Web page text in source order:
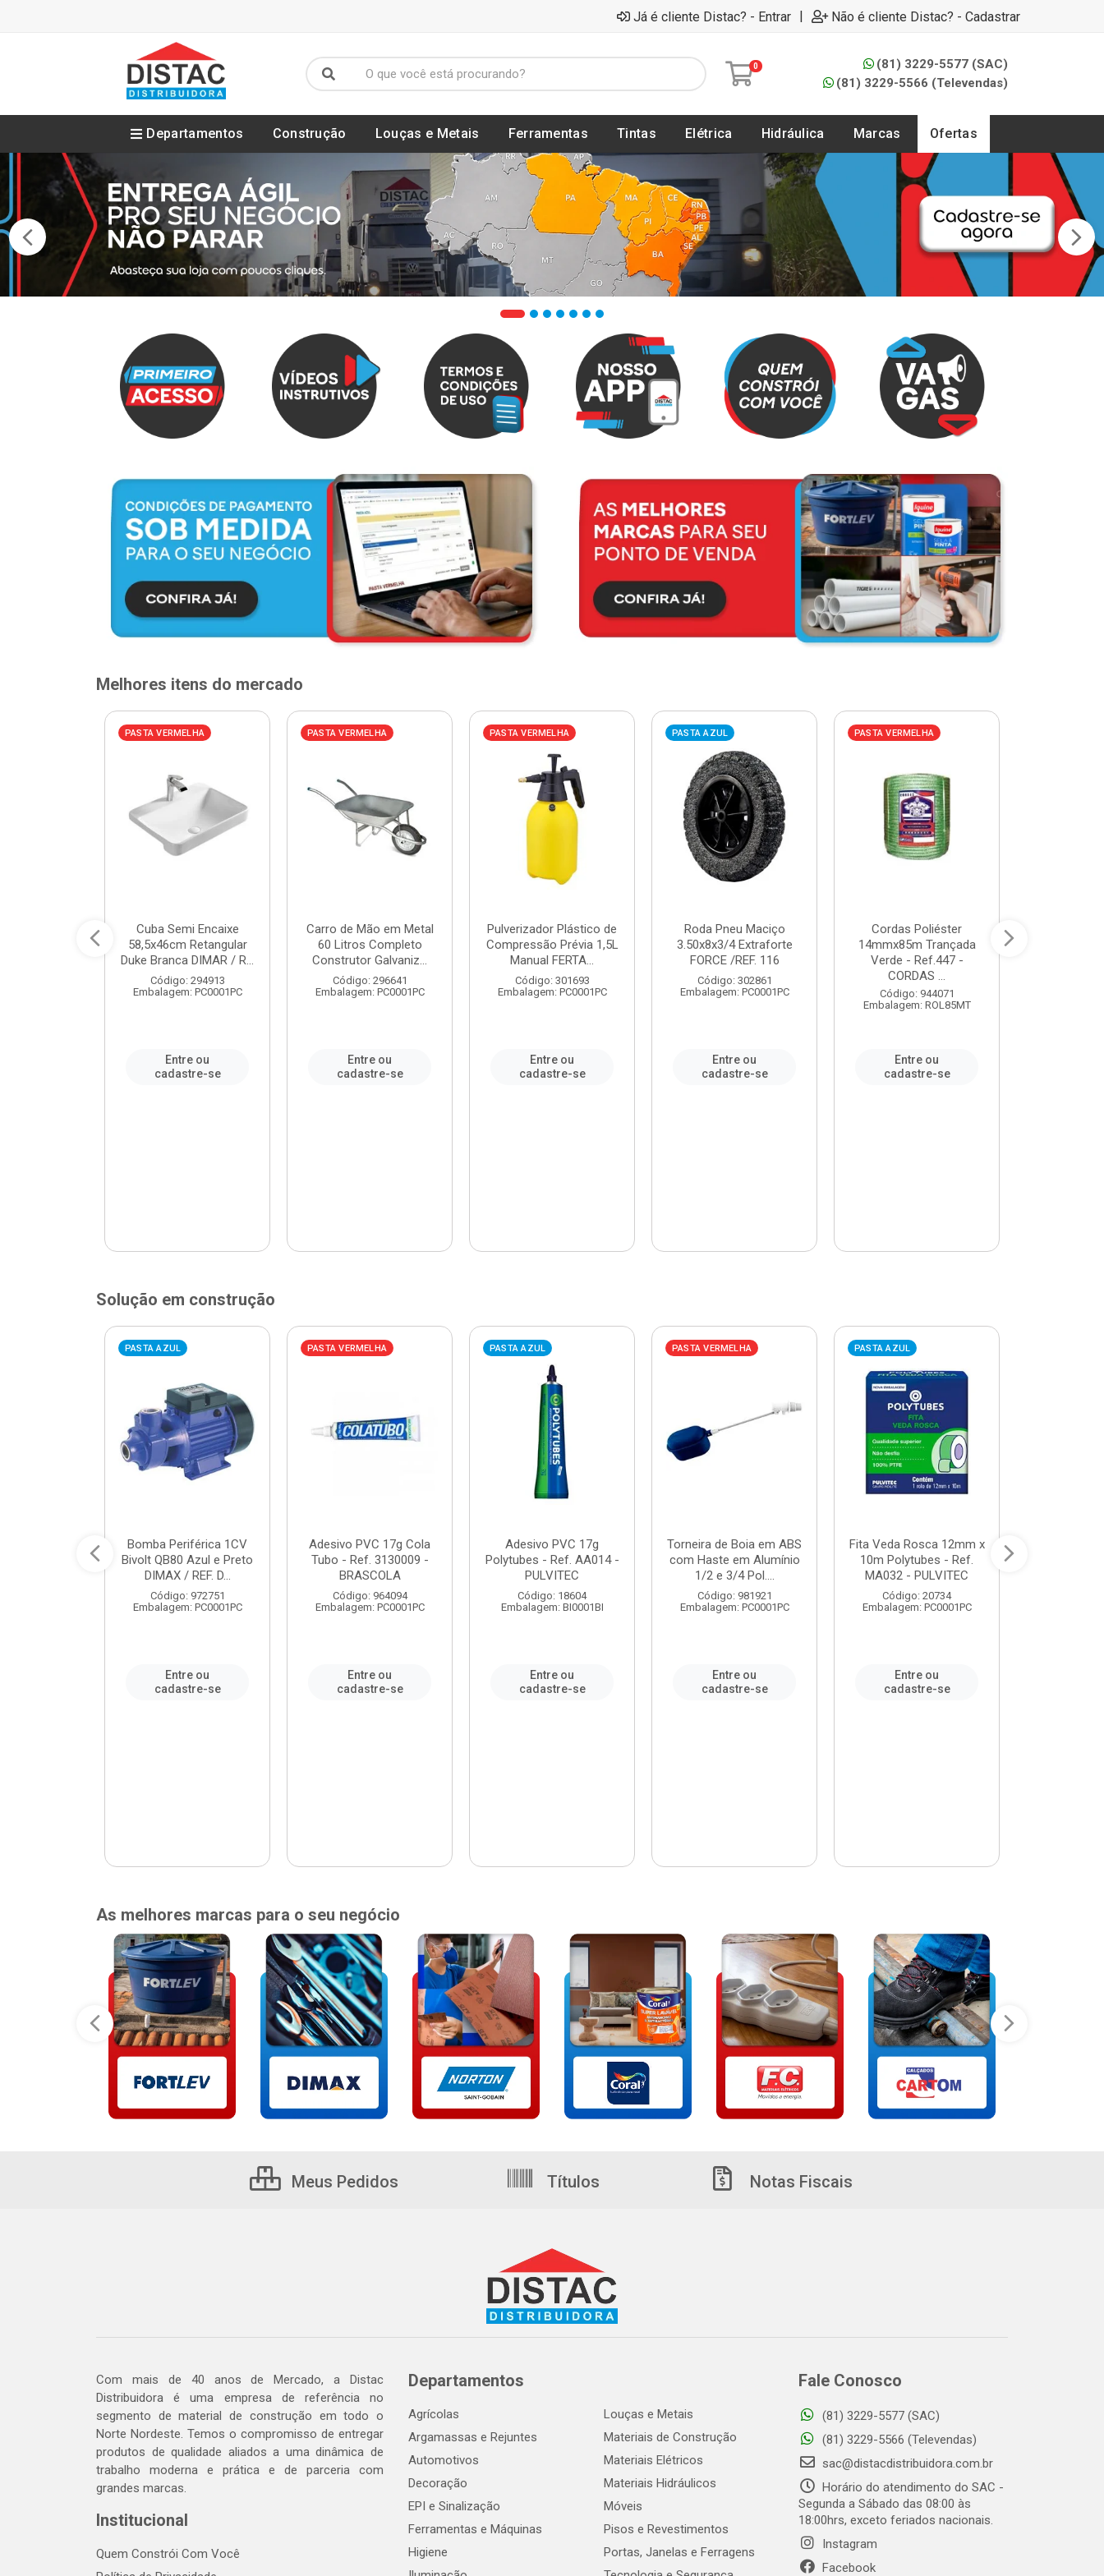
Já é cliente Distac? - Entrar | Não é cliente Distac? - Cadastrar
0
(81) 3229-5577 (SAC)
(81) 3229-5566 (Televendas)
Departamentos Construção Louças e Metais Ferramentas Tintas Elétrica Hidráulica Marcas Ofertas
Melhores itens do mercado
PASTA VERMELHA
Cuba Semi Encaixe
58,5x46cm Retangular
Duke Branca DIMAR / R...
Código: 294913
Embalagem: PC0001PC
Entre ou
cadastre-se
PASTA VERMELHA
Carro de Mão em Metal
60 Litros Completo
Construtor Galvaniz...
Código: 296641
Embalagem: PC0001PC
Entre ou
cadastre-se
PASTA VERMELHA
Pulverizador Plástico de
Compressão Prévia 1,5L
Manual FERTA...
Código: 301693
Embalagem: PC0001PC
Entre ou
cadastre-se
PASTA AZUL
Roda Pneu Maciço
3.50x8x3/4 Extraforte
FORCE /REF. 116
Código: 302861
Embalagem: PC0001PC
Entre ou
cadastre-se
PASTA VERMELHA
Cordas Poliéster
14mmx85m Trançada
Verde - Ref.447 -
CORDAS ...
Código: 944071
Embalagem: ROL85MT
Entre ou
cadastre-se
Solução em construção
PASTA AZUL
Bomba Periférica 1CV
Bivolt QB80 Azul e Preto
DIMAX / REF. D...
Código: 972751
Embalagem: PC0001PC
Entre ou
cadastre-se
PASTA VERMELHA
Adesivo PVC 17g Cola
Tubo - Ref. 3130009 -
BRASCOLA
Código: 964094
Embalagem: PC0001PC
Entre ou
cadastre-se
PASTA AZUL
Adesivo PVC 17g
Polytubes - Ref. AA014 -
PULVITEC
Código: 18604
Embalagem: BI0001BI
Entre ou
cadastre-se
PASTA VERMELHA
Torneira de Boia em ABS
com Haste em Alumínio
1/2 e 3/4 Pol....
Código: 981921
Embalagem: PC0001PC
Entre ou
cadastre-se
PASTA AZUL
Fita Veda Rosca 12mm x
10m Polytubes - Ref.
MA032 - PULVITEC
Código: 20734
Embalagem: PC0001PC
Entre ou
cadastre-se
As melhores marcas para o seu negócio
Meus Pedidos Títulos Notas Fiscais
Com mais de 40 anos de Mercado, a Distac
Distribuidora é uma empresa de referência no
segmento de material de construção em todo o
Norte Nordeste. Temos o compromisso de entregar
produtos de qualidade aliados a uma dinâmica de
trabalho moderna e prática e de parceria com
grandes marcas.
Institucional
Quem Constrói Com Você
Departamentos
Agrícolas
Argamassas e Rejuntes
Automotivos
Decoração
EPI e Sinalização
Ferramentas e Máquinas
Higiene
Louças e Metais
Materiais de Construção
Materiais Elétricos
Materiais Hidráulicos
Móveis
Pisos e Revestimentos
Portas, Janelas e Ferragens
Fale Conosco
(81) 3229-5577 (SAC)
(81) 3229-5566 (Televendas)
sac@distacdistribuidora.com.br
Horário do atendimento do SAC -
Segunda a Sábado das 08:00 às
18:00hrs, exceto feriados nacionais.
Instagram
Facebook